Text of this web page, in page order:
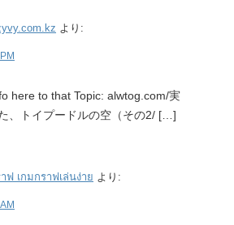
より:
here to that Topic: alwtog.com/実
、トイプードルの空（その2/ […]
ฟ เกมกราฟเล่นง่าย より: